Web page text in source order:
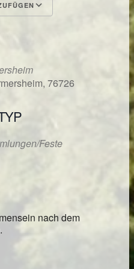
Google
76726
Feste
nach dem